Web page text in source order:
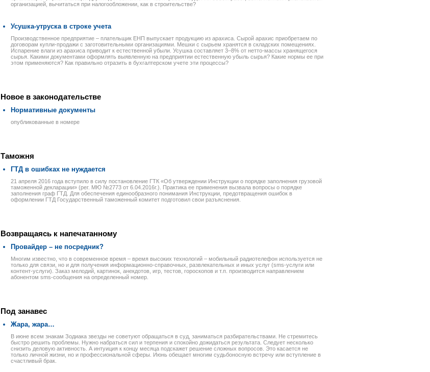
организацией, вычитаться при налогообложении, как в строительстве?
Усушка-утруска в строке учета
Производственное предприятие – плательщик ЕНП выпускает продукцию из арахиса. Сырой арахис приобретаем по
договорам купли-продажи с заготовительными организациями. Мешки с сырьем хранятся в складских помещениях.
Испарение влаги из арахиса приводит к естественной убыли. Усушка составляет 3–8% от нетто-массы хранящегося
сырья. Какими документами оформлять выявленную на предприятии естественную убыль сырья? Какие нормы ее при
этом применяются? Как правильно отразить в бухгалтерском учете эти процессы?
Новое в законодательстве
Нормативные документы
опубликованные в номере
Таможня
ГТД в ошибках не нуждается
21 апреля 2016 года вступило в силу постановление ГТК «Об утверждении Инструкции о порядке заполнения грузовой
таможенной декларации» (рег. МЮ №2773 от 6.04.2016г.). Практика ее применения вызвала вопросы о порядке
заполнения граф ГТД. Для обеспечения единообразного понимания Инструкции, предотвращения ошибок в
оформлении ГТД Государственный таможенный комитет подготовил свои разъяснения.
Возвращаясь к напечатанному
Провайдер – не посредник?
Многим известно, что в современное время – время высоких технологий – мобильный радиотелефон используется не
только для связи, но и для получения информационно-справочных, развлекательных и иных услуг (sms-услуги или
контент-услуги). Заказ мелодий, картинок, анекдотов, игр, тестов, гороскопов и т.п. производится направлением
абонентом sms-сообщения на определенный номер.
Под занавес
Жара, жара…
В июне всем знакам Зодиака звезды не советуют обращаться в суд, заниматься разбирательствами. Не стремитесь
быстро решить проблемы. Нужно набраться сил и терпения и спокойно дожидаться результата. Следует несколько
снизить деловую активность. А интуиция к концу месяца подскажет решение сложных вопросов. Это касается не
только личной жизни, но и профессиональной сферы. Июнь обещает многим судьбоносную встречу или вступление в
счастливый брак.